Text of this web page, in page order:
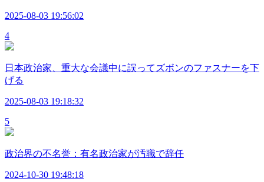
2025-08-03 19:56:02
4
日本政治家、重大な会議中に誤ってズボンのファスナーを下
げる
2025-08-03 19:18:32
5
政治界の不名誉：有名政治家が汚職で辞任
2024-10-30 19:48:18